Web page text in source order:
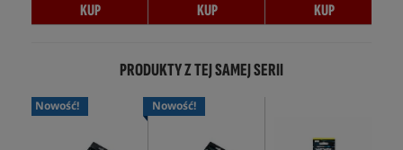
KUP KUP KUP
PRODUKTY Z TEJ SAMEJ SERII
Nowość! Nowość!